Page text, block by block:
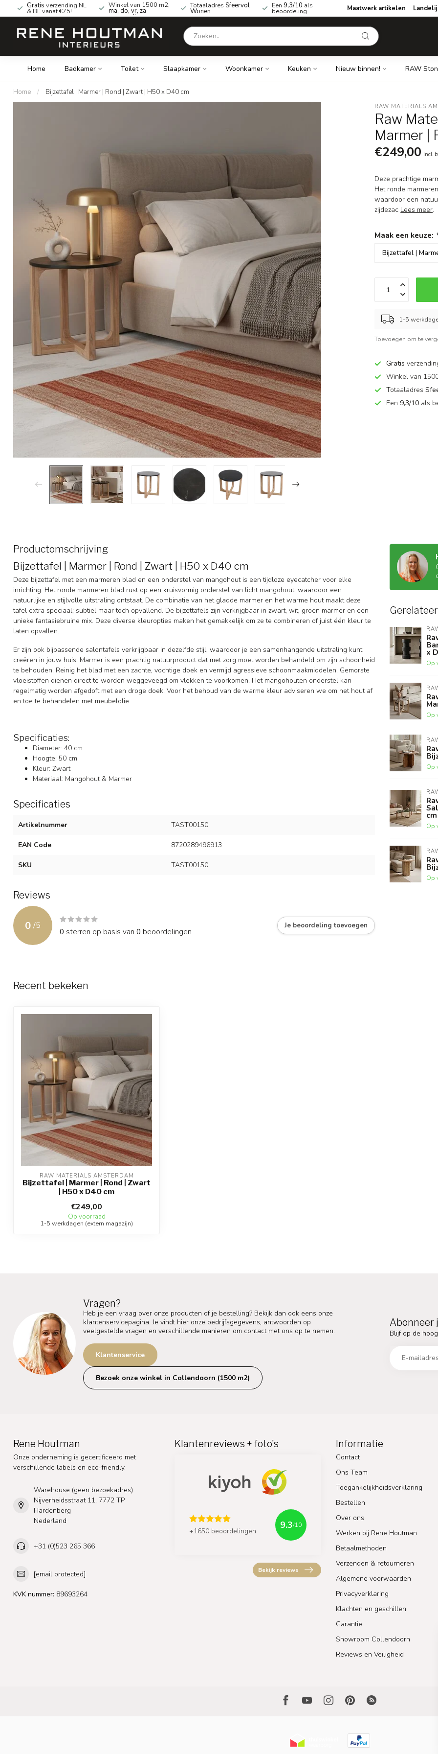
Gratis verzending NL
& BE vanaf €75!
Winkel van 1500 m2,
ma, do, vr, za
geopend!
Totaaladres Sfeervol
Wonen
Een 9,3/10 als
beoordeling Maatwerk artikelen
Home Badkamer Toilet Slaapkamer Woonkamer Keuken Nieuw binnen! RAW
Home / Bijzettafel | Marmer | Rond | Zwart | H50 x D40 cm
RAW MATERIALS
Raw
Marmer |
€249,00 Incl.
Deze prachtige
Het ronde
waardoor een
zijdezac Lees meer.
Maak een keuze:
1-5
Toevoegen om te
Gratis
Winkel van
Totaaladres
Een 9,3/10 als
Productomschrijving
Bijzettafel | Marmer | Rond | Zwart | H50 x D40 cm
Deze bijzettafel met een marmeren blad en een onderstel van mangohout is een tijdloze eyecatcher voor elke
inrichting. Het ronde marmeren blad rust op een kruisvormig onderstel van licht mangohout, waardoor een
natuurlijke en stijlvolle uitstraling ontstaat. De combinatie van het gladde marmer en het warme hout maakt deze
tafel extra speciaal; subtiel maar toch opvallend. De bijzettafels zijn verkrijgbaar in zwart, wit, groen marmer en een
unieke fantasiebruine mix. Deze diverse kleuropties maken het gemakkelijk om ze te combineren of juist één kleur te
laten opvallen.
Er zijn ook bijpassende salontafels verkrijgbaar in dezelfde stijl, waardoor je een samenhangende uitstraling kunt
creëren in jouw huis. Marmer is een prachtig natuurproduct dat met zorg moet worden behandeld om zijn schoonheid
te behouden. Reinig het blad met een zachte, vochtige doek en vermijd agressieve schoonmaakmiddelen. Gemorste
vloeistoffen dienen direct te worden weggeveegd om vlekken te voorkomen. Het mangohouten onderstel kan
regelmatig worden afgedoft met een droge doek. Voor het behoud van de warme kleur adviseren we om het hout af
en toe te behandelen met meubelolie.
Specificaties:
Diameter: 40 cm
Hoogte: 50 cm
Kleur: Zwart
Materiaal: Mangohout & Marmer
Specificaties
Artikelnummer TAST00150
EAN Code 8720289496913
SKU TAST00150
Reviews
0 /5
0 sterren op basis van 0 beoordelingen
Je beoordeling toevoegen
x
Op
Op
Op
cm
Op
Op
Recent bekeken
RAW MATERIALS AMSTERDAM
Bijzettafel | Marmer | Rond | Zwart
| H50 x D40 cm
€249,00
Op voorraad
1-5 werkdagen (extern magazijn)
Vragen?
Heb je een vraag over onze producten of je bestelling? Bekijk dan ook eens onze
klantenservicepagina. Je vindt hier onze bedrijfsgegevens, antwoorden op
veelgestelde vragen en verschillende manieren om contact met ons op te nemen.
Klantenservice
Bezoek onze winkel in Collendoorn (1500 m2)
Abonneer
Blijf op de
Rene Houtman
Onze onderneming is gecertificeerd met
verschillende labels en eco-friendly.
Warehouse (geen bezoekadres)
Nijverheidsstraat 11, 7772 TP
Hardenberg
Nederland
+31 (0)523 265 366
[email protected]
KVK nummer: 89693264
Klantenreviews + foto's
+1650 beoordelingen
9.3/10
Bekijk reviews
Informatie
Contact
Ons Team
Toegankelijkheidsverklaring
Bestellen
Over ons
Werken bij Rene Houtman
Betaalmethoden
Verzenden & retourneren
Algemene voorwaarden
Privacyverklaring
Klachten en geschillen
Garantie
Showroom Collendoorn
Reviews en Veiligheid